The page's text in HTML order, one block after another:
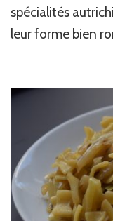
spécialités
leur forme bien